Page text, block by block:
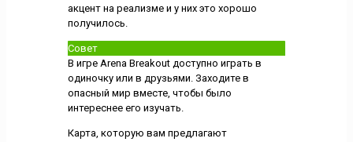
акцент на реализме и у них это хорошо
получилось.
Совет
В игре Arena Breakout доступно играть в
одиночку или в друзьями. Заходите в
опасный мир вместе, чтобы было
интереснее его изучать.
Карта, которую вам предлагают